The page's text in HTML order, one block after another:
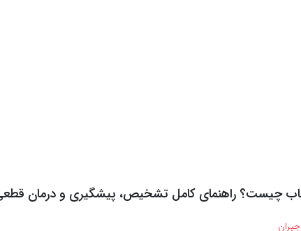
چیست؟ راهنمای کامل تشخیص، پیشگیری و درمان
جیران